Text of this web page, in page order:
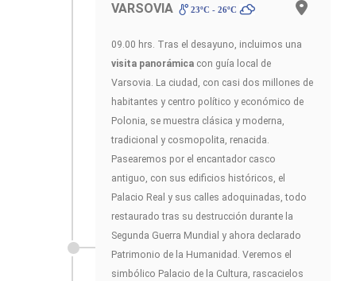
VARSOVIA 23ºC - 26ºC
09.00 hrs. Tras el desayuno, incluimos una
visita panorámica con guía local de
Varsovia. La ciudad, con casi dos millones de
habitantes y centro político y económico de
Polonia, se muestra clásica y moderna,
tradicional y cosmopolita, renacida.
Pasearemos por el encantador casco
antiguo, con sus edificios históricos, el
Palacio Real y sus calles adoquinadas, todo
restaurado tras su destrucción durante la
Segunda Guerra Mundial y ahora declarado
Patrimonio de la Humanidad. Veremos el
simbólico Palacio de la Cultura, rascacielos